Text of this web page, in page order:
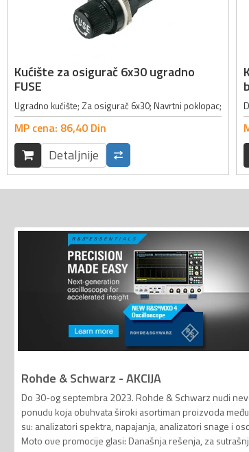
Kućište za osigurač 6x30 ugradno
FUSE
Ugradno kućište; Za osigurač 6x30; Navrtni poklopac;
MP cena: 86,40 Din
Detaljnije
Rohde & Schwarz - AKCIJA
Do 30-og septembra 2023. Rohde & Schwarz nudi
ponudu koja obuhvata široki asortiman proizvoda
su: analizatori spektra, napajanja, analizatori snage i
Moto ove promocije glasi: Današnja rešenja, za